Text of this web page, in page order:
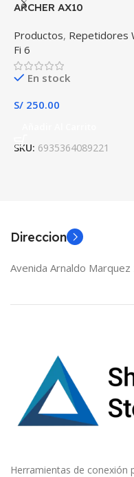
ARCHER AX10
Productos, Repetidores
Fi 6
En stock
S/ 250.00
SKU: 6935364089221
Direccion
Avenida Arnaldo
Herramientas de conexión